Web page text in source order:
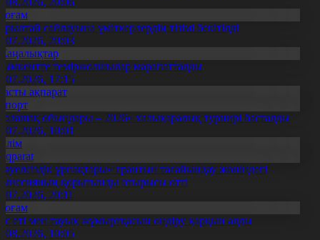
сайлауына үміткерлердің тізімі бекітілді
20:03
теміржолшылар марапатталды
17:15
ақпарат
ойындары – 2026» халықаралық турнирі басталды
10:01
ұрпақтары» грантын тағайындау жөніндегі
қорытынды отырысы өтті
20:11
еті мен тауық жұмыртқасын өндіру қарқын алды
10:05